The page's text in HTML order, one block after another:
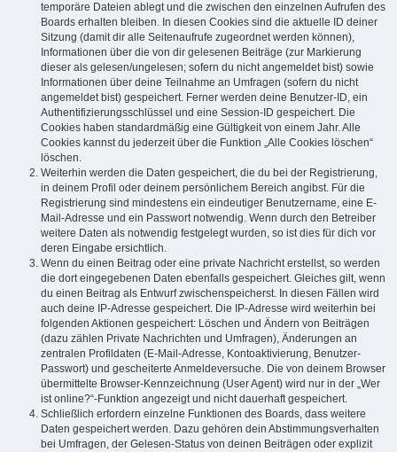
temporäre Dateien ablegt und die zwischen den einzelnen Aufrufen des
Boards erhalten bleiben. In diesen Cookies sind die aktuelle ID deiner
Sitzung (damit dir alle Seitenaufrufe zugeordnet werden können),
Informationen über die von dir gelesenen Beiträge (zur Markierung
dieser als gelesen/ungelesen; sofern du nicht angemeldet bist) sowie
Informationen über deine Teilnahme an Umfragen (sofern du nicht
angemeldet bist) gespeichert. Ferner werden deine Benutzer-ID, ein
Authentifizierungsschlüssel und eine Session-ID gespeichert. Die
Cookies haben standardmäßig eine Gültigkeit von einem Jahr. Alle
Cookies kannst du jederzeit über die Funktion „Alle Cookies löschen“
löschen.
Weiterhin werden die Daten gespeichert, die du bei der Registrierung,
in deinem Profil oder deinem persönlichem Bereich angibst. Für die
Registrierung sind mindestens ein eindeutiger Benutzername, eine E-
Mail-Adresse und ein Passwort notwendig. Wenn durch den Betreiber
weitere Daten als notwendig festgelegt wurden, so ist dies für dich vor
deren Eingabe ersichtlich.
Wenn du einen Beitrag oder eine private Nachricht erstellst, so werden
die dort eingegebenen Daten ebenfalls gespeichert. Gleiches gilt, wenn
du einen Beitrag als Entwurf zwischenspeicherst. In diesen Fällen wird
auch deine IP-Adresse gespeichert. Die IP-Adresse wird weiterhin bei
folgenden Aktionen gespeichert: Löschen und Ändern von Beiträgen
(dazu zählen Private Nachrichten und Umfragen), Änderungen an
zentralen Profildaten (E-Mail-Adresse, Kontoaktivierung, Benutzer-
Passwort) und gescheiterte Anmeldeversuche. Die von deinem Browser
übermittelte Browser-Kennzeichnung (User Agent) wird nur in der „Wer
ist online?“-Funktion angezeigt und nicht dauerhaft gespeichert.
Schließlich erfordern einzelne Funktionen des Boards, dass weitere
Daten gespeichert werden. Dazu gehören dein Abstimmungsverhalten
bei Umfragen, der Gelesen-Status von deinen Beiträgen oder explizit